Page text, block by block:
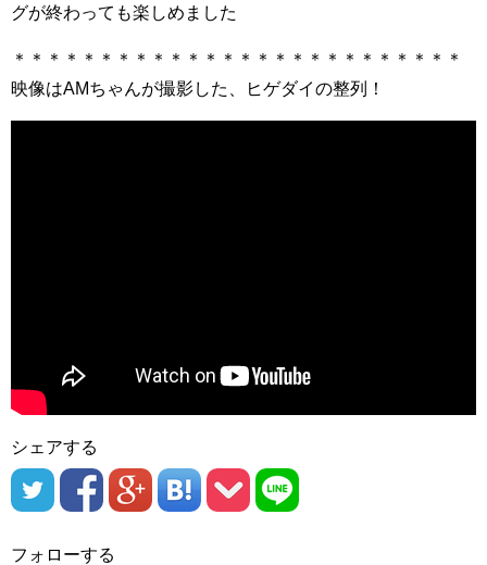
グが終わっても楽しめました
＊＊＊＊＊＊＊＊＊＊＊＊＊＊＊＊＊＊＊＊＊＊＊＊＊＊
映像はAMちゃんが撮影した、ヒゲダイの整列！
シェアする
フォローする